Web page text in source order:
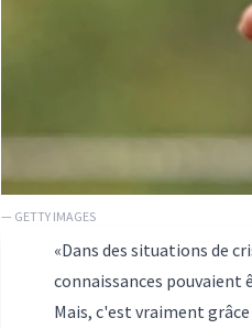
— GETTY IMAGES
«Dans des situations de
connaissances
Mais, c'est vraiment